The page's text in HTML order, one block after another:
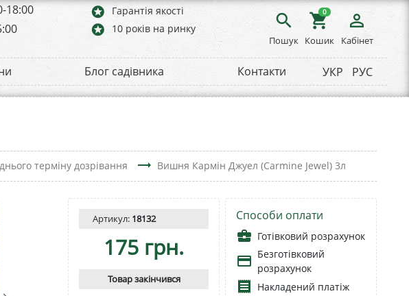
18:00 stars Гарантія якості
stars 10 років на ринку search
Пошук
shopping_cart
0
Кошик
person_outline
Кабінет
Блог садівника Контакти УКР РУС
терміну дозрівання trending_flat Вишня Кармін Джуел (Carmine Jewel) 3л
Артикул: 18132
175 грн.
Товар закінчився
Способи оплати
business_center Готівковий розрахунок
payment Безготівковий
розрахунок
receipt Накладений платіж